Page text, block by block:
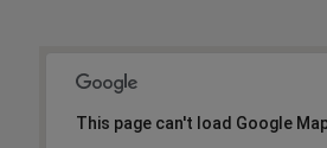
This page can't load Google